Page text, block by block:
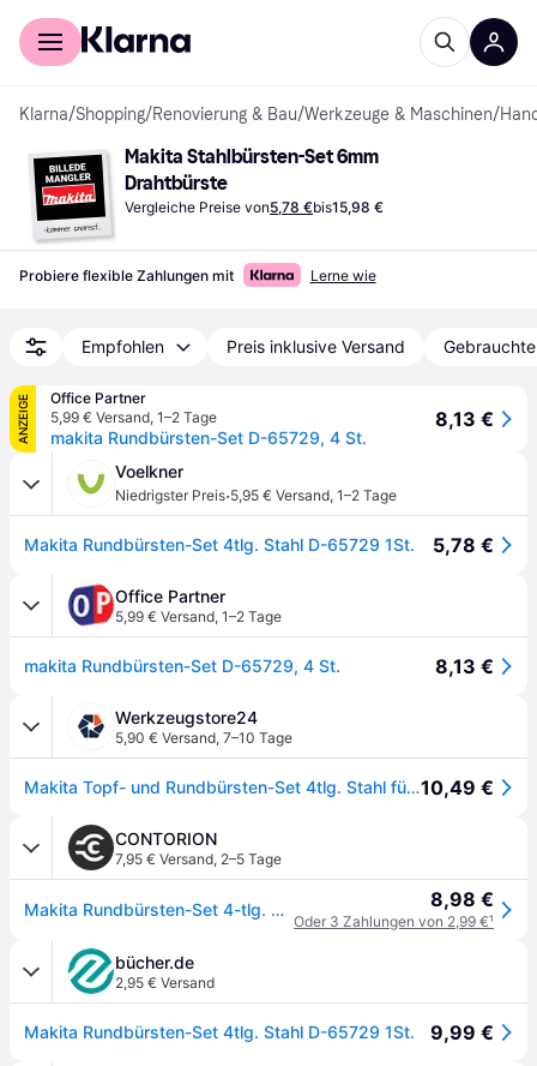
Für Shopper
Klarna/Shopping/Renovierung & Bau/Werkzeuge & Maschinen/
Makita Stahlbürsten-Set 6mm
Drahtbürste
Vergleiche Preise von5,78 €bis15,98 €
Probiere flexible Zahlungen mit Lerne wie
Empfohlen Preis inklusive Versand
ANZEIGE
Office Partner
5,99 € Versand, 1–2 Tage
makita Rundbürsten-Set D-65729, 4 St.
8,13 €
Voelkner
Niedrigster Preis·5,95 € Versand, 1–2 Tage
Makita Rundbürsten-Set 4tlg. Stahl D-65729 1St. 5,78 €
Office Partner
5,99 € Versand, 1–2 Tage
makita Rundbürsten-Set D-65729, 4 St. 8,13 €
Werkzeugstore24
5,90 € Versand, 7–10 Tage
Makita Topf- und Rundbürsten-Set 4tlg. Stahl für Bohrer - D-6572910,49 €
CONTORION
7,95 € Versand, 2–5 Tage
Makita Rundbürsten-Set 4-tlg. Stahl 8,98 €
Oder 3 Zahlungen von 2,99 €¹
bücher.de
2,95 € Versand
Makita Rundbürsten-Set 4tlg. Stahl D-65729 1St. 9,99 €